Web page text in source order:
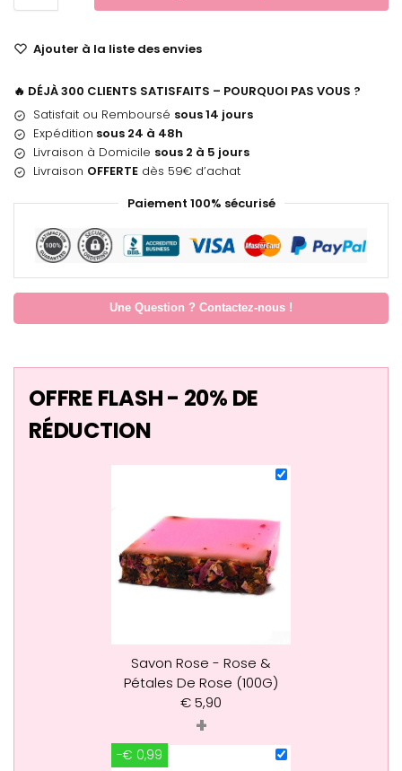
Ajouter à la liste des envies
🔥 DÉJÀ 300 CLIENTS SATISFAITS – POURQUOI PAS VOUS ?
Satisfait ou Remboursé sous 14 jours
Expédition sous 24 à 48h
Livraison à Domicile sous 2 à 5 jours
Livraison OFFERTE dès 59€ d’achat
Paiement 100% sécurisé
Une Question ? Contactez-nous !
OFFRE FLASH - 20% DE
RÉDUCTION
Savon Rose - Rose &
Pétales De Rose (100G)
€5,90
+
-€ 0,99